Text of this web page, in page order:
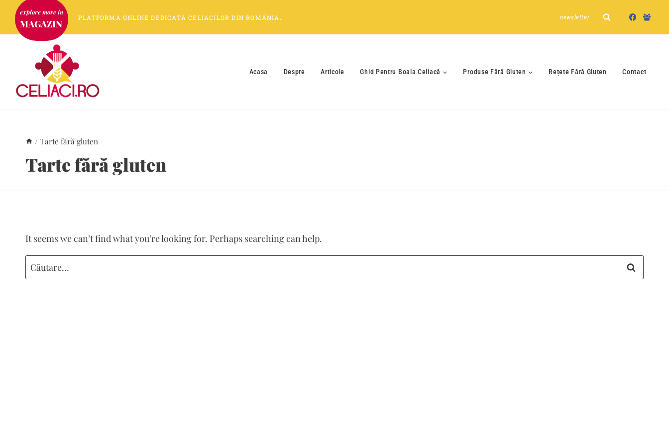
Skip
content
MAGAZIN
PLATFORMA ONLINEDEDICATĂ CELIACILORDIN ROMÂNIA . newsletter
Acasa Despre Articole Ghid Pentru Boala Celiacă Produse Fără Gluten Rețete Fără Gluten Contact
/ Tarte fără gluten
Tarte fără gluten
It seems we can’t find what you’re looking for. Perhaps searching can help.
Caută
după: